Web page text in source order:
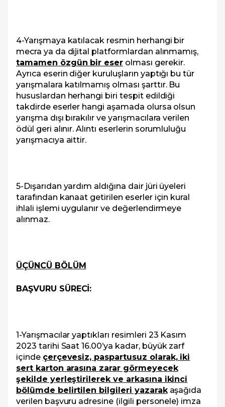
4-Yarışmaya katılacak resmin herhangi bir
mecra ya da dijital platformlardan alınmamış,
tamamen özgün bir eser olması gerekir.
Ayrıca eserin diğer kuruluşların yaptığı bu tür
yarışmalara katılmamış olması şarttır. Bu
hususlardan herhangi biri tespit edildiği
takdirde eserler hangi aşamada olursa olsun
yarışma dışı bırakılır ve yarışmacılara verilen
ödül geri alınır. Alıntı eserlerin sorumluluğu
yarışmacıya aittir.
5-Dışarıdan yardım aldığına dair jüri üyeleri
tarafından kanaat getirilen eserler için kural
ihlali işlemi uygulanır ve değerlendirmeye
alınmaz.
ÜÇÜNCÜ BÖLÜM
BAŞVURU SÜRECİ:
1-Yarışmacılar yaptıkları resimleri 23 Kasım
2023 tarihi Saat 16.00’ya kadar, büyük zarf
içinde çerçevesiz, paspartusuz olarak, iki
sert karton arasına zarar görmeyecek
şekilde yerleştirilerek ve arkasına ikinci
bölümde belirtilen bilgileri yazarakaşağıda
verilen başvuru adresine (ilgili personele) imza